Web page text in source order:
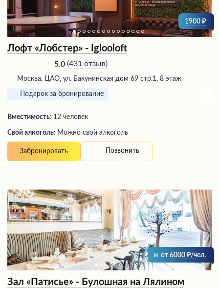
1900
Лофт «Лобстер» - Iglooloft
5.0 (431 отзыв)
Москва, ЦАО, ул. Бакунинская дом 69 стр.1, 8 этаж
Подарок за бронирование
Вместимость: 12 человек
Свой алкоголь: Можно свой алкоголь
Забронировать Позвонить
и от 6000 /чел.
Зал «Патисье» - Булошная на Лялином